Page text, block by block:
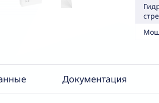
Документация